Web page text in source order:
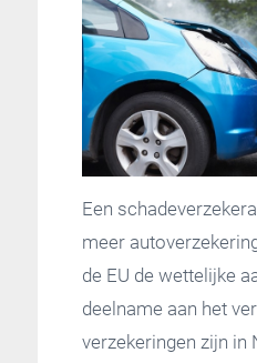
Een
meer
de EU de wettelijke
deelname aan het
verzekeringen zijn in